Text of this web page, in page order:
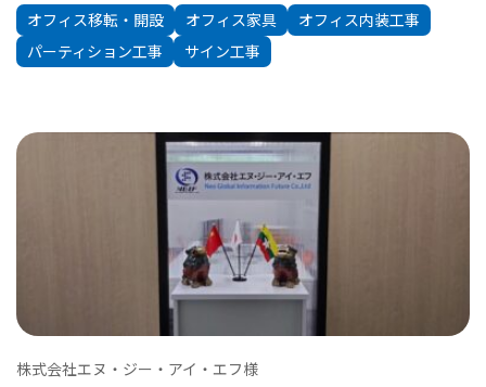
オフィス移転・開設 オフィス家具
オフィス内装工事
パーティション工事
サイン工事
株式会社エヌ・ジー・アイ・エフ様